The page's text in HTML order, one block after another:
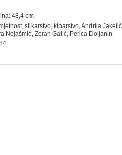
48,4 cm
,slikarstvo ,kiparstvo , Andrija
Nejašmić, Zoran Galić, Perica Doljanin